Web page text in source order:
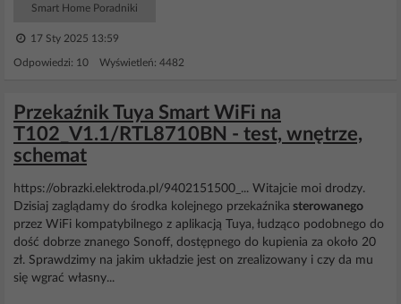
Smart Home Poradniki
17 Sty 2025 13:59
Odpowiedzi: 10 Wyświetleń: 4482
Przekaźnik Tuya Smart WiFi na
T102_V1.1/RTL8710BN - test, wnętrze,
schemat
https://obrazki.elektroda.pl/9402151500_... Witajcie moi drodzy.
Dzisiaj zaglądamy do środka kolejnego przekaźnika sterowanego
przez WiFi kompatybilnego z aplikacją Tuya, łudząco podobnego do
dość dobrze znanego Sonoff, dostępnego do kupienia za około 20
zł. Sprawdzimy na jakim układzie jest on zrealizowany i czy da mu
się wgrać własny...